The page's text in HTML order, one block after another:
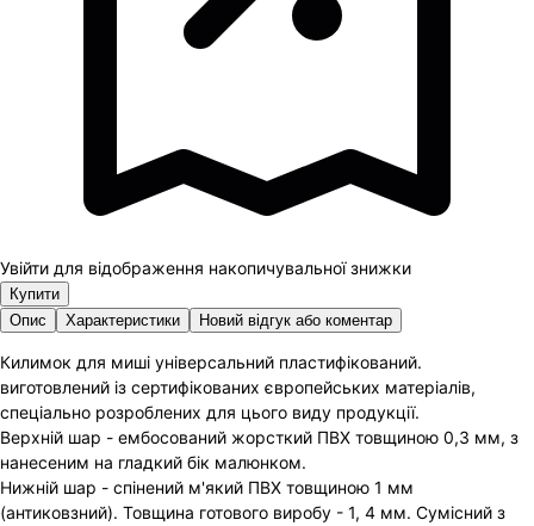
Увійти для відображення накопичувальної знижки
Купити
Опис
Характеристики Новий відгук або коментар
Килимок для миші універсальний пластифікований.
виготовлений із сертифікованих європейських матеріалів,
спеціально розроблених для цього виду продукції.
Верхній шар - ембосований жорсткий ПВХ товщиною 0,3 мм, з
нанесеним на гладкий бік малюнком.
Нижній шар - спінений м'який ПВХ товщиною 1 мм
(антиковзний). Товщина готового виробу - 1, 4 мм. Сумісний з